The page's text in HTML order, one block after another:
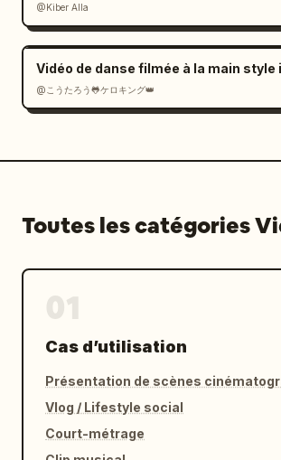
@Kiber Alla
Vidéo de danse filmée à la main style
@こうたろう🐸ケロキング👑
Toutes les catégories
Cas d’utilisation
Présentation de scènes
Vlog / Lifestyle social
Court-métrage